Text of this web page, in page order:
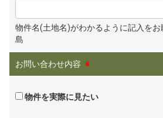
物件名(土地名)がわかるように記入を
島
お問い合わせ内容 ※
物件を実際に見たい